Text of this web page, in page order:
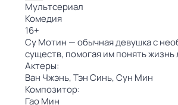
Мультсериал
Комедия
16+
Су Мотин — обычная девушка с
существ, помогая им понять
Актеры:
Ван Чжэнь,Тэн Синь,Сун Мин
Композитор:
Гао Мин